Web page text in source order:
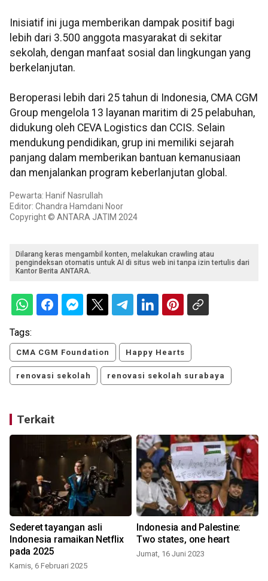
Inisiatif ini juga memberikan dampak positif bagi
lebih dari 3.500 anggota masyarakat di sekitar
sekolah, dengan manfaat sosial dan lingkungan yang
berkelanjutan.
Beroperasi lebih dari 25 tahun di Indonesia, CMA CGM
Group mengelola 13 layanan maritim di 25 pelabuhan,
didukung oleh CEVA Logistics dan CCIS. Selain
mendukung pendidikan, grup ini memiliki sejarah
panjang dalam memberikan bantuan kemanusiaan
dan menjalankan program keberlanjutan global.
Pewarta: Hanif Nasrullah
Editor: Chandra Hamdani Noor
Copyright © ANTARA JATIM 2024
Dilarang keras mengambil konten, melakukan crawling atau
pengindeksan otomatis untuk AI di situs web ini tanpa izin tertulis dari
Kantor Berita ANTARA.
Tags:
CMA CGM Foundation Happy Hearts
renovasi sekolah renovasi sekolah surabaya
Terkait
Sederet tayangan asli
Indonesia ramaikan Netflix
pada 2025
Kamis, 6 Februari 2025
Indonesia and Palestine:
Two states, one heart
Jumat, 16 Juni 2023